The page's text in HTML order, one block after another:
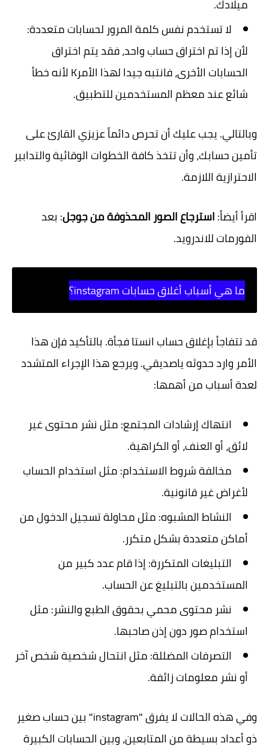
ميلادك.
لا تستخدم نفس كلمة المرور لحسابات متعددة:
لأن إذا تم اختراق حساب واحد، فقد يتم اختراق
الحسابات الأخرى، فانتبه جيدا لهذا الأمرK لأنه خطأ
شائع عند معظم المستخدمين للتطبيق.
وبالتالي. يجب عليك أن تحرص دائماً عزيزي القارئ على
تأمين حسابك، وأن تتخذ كافة الخطوات الوقائية والتدابير
الاحترازية اللازمة.
اقرأ أيضاً:استرجاع الصور المحذوفة من جوجل: بعد
الفورمات للاندرويد.
ما هي أسباب أغلاق حسابات instagram؟
قد تتفاجأ بإغلاق حساب انستا فجأة. بالتأكيد فإن هذا
الأمر وارد حدوثه ياصديقي. ويرجع هذا الإجراء المتشدد
لعدة أسباب من أهمها:
انتهاك إرشادات المجتمع:مثل نشر محتوى غير
لائق، أو العنف، أو الكراهية.
مخالفة شروط الاستخدام:مثل استخدام الحساب
لأغراض غير قانونية.
النشاط المشبوه:مثل محاولة تسجيل الدخول من
أماكن متعددة بشكل متكرر.
التبليغات المتكررة:إذا قام عدد كبير من
المستخدمين بالتبليغ عن الحساب.
نشر محتوى محمي بحقوق الطبع والنشر:مثل
استخدام صور دون إذن صاحبها.
التصرفات المضللة:مثل انتحال شخصية شخص آخر
أو نشر معلومات زائفة.
وفي هذه الحالات لا يفرق "instagram" بين حساب صغير
ذو أعداد بسيطة من المتابعين، وبين الحسابات الكبيرة